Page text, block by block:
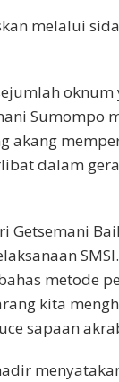
melalui
oknum
Sumompo
akang
dalam
Getsemani
SMSI.
metode
kita
sapaan